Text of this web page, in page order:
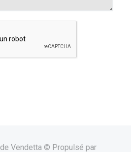
Vendetta © Propulsé par